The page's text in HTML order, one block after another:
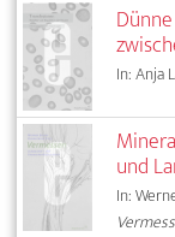
In: Anja
und
In: